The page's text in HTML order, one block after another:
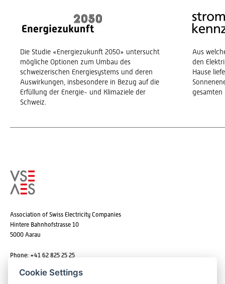
Die Studie «Energiezukunft 2050» untersucht
mögliche Optionen zum Umbau des
schweizerischen Energiesystems und deren
Auswirkungen, insbesondere in Bezug auf die
Erfüllung der Energie- und Klimaziele der
Schweiz.
Aus
den
Hause
gesamten
Association of Swiss Electricity Companies
Hintere Bahnhofstrasse 10
5000 Aarau
Phone: +41 62 825 25 25
Cookie Settings